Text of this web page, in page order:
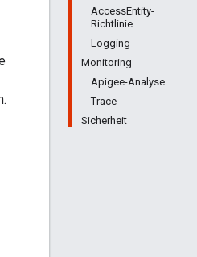
AccessEntity-
Richtlinie
Logging
Monitoring
Apigee-Analyse
Trace
Sicherheit